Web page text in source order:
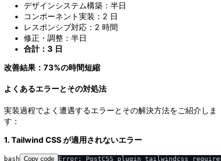
デザインシステム構築：半日
コンポーネント実装：2 日
レスポンシブ対応：2 時間
修正・調整：半日
合計：3 日
改善結果：73%の時間短縮
よくあるエラーとその対処法
実装過程でよく遭遇するエラーとその解決方法をご紹介しま
す：
1. Tailwind CSS が適用されないエラー
bash Copy code